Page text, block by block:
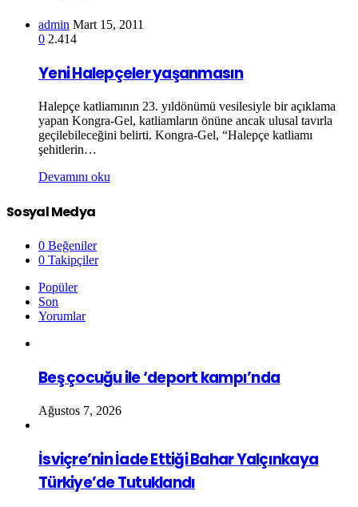
admin Mart 15, 2011
0 2.414
Yeni Halepçeler yaşanmasın
Halepçe katliamının 23. yıldönümü vesilesiyle bir açıklama
yapan Kongra-Gel, katliamların önüne ancak ulusal tavırla
geçilebileceğini belirti. Kongra-Gel, “Halepçe katliamı
şehitlerin…
Devamını oku
Sosyal Medya
0 Beğeniler
0 Takipçiler
Popüler
Son
Yorumlar
Beş çocuğu ile ‘deport kampı’nda
Ağustos 7, 2026
İsviçre’nin İade Ettiği Bahar Yalçınkaya
Türkiye’de Tutuklandı